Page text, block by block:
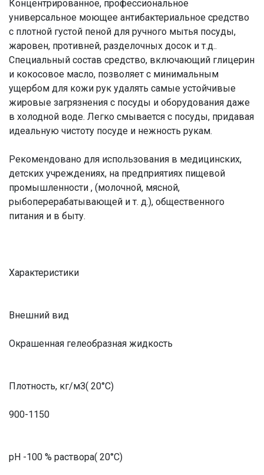
Концентрированное, профессиональное
универсальное моющее антибактериальное средство
с плотной густой пеной для ручного мытья посуды,
жаровен, противней, разделочных досок и т.д..
Специальный состав средство, включающий глицерин
и кокосовое масло, позволяет с минимальным
ущербом для кожи рук удалять самые устойчивые
жировые загрязнения с посуды и оборудования даже
в холодной воде. Легко смывается с посуды, придавая
идеальную чистоту посуде и нежность рукам.
Рекомендовано для использования в медицинских,
детских учреждениях, на предприятиях пищевой
промышленности , (молочной, мясной,
рыбоперерабатывающей и т. д.), общественного
питания и в быту.
Характеристики
Внешний вид
Окрашенная гелеобразная жидкость
Плотность, кг/мЗ( 20°С)
900-1150
рН -100 % раствора( 20°С)